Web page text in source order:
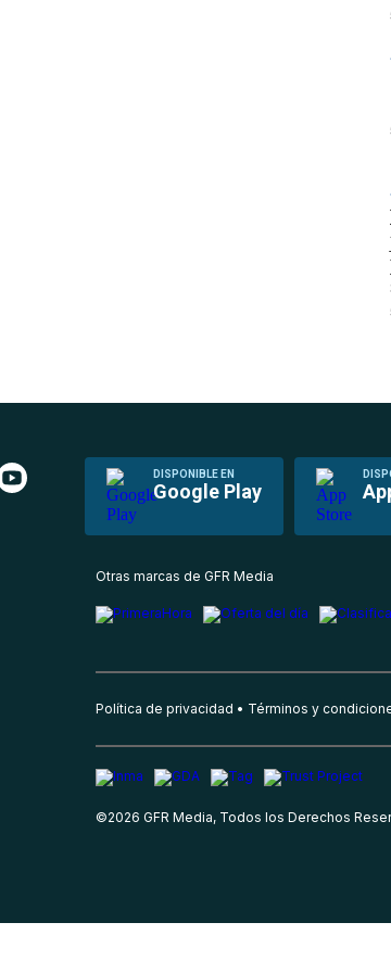
DISPONIBLE EN
Google Play
Otras marcas de GFR Media
Política de privacidad Términos y
©2026 GFR Media, Todos los Derechos